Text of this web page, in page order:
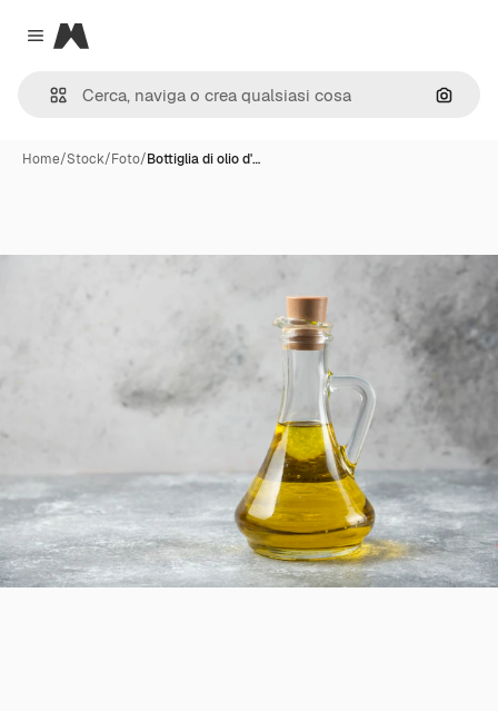
Close menu
Magnific
Cerca
Home/Stock/Foto/Bottiglia di olio d'…